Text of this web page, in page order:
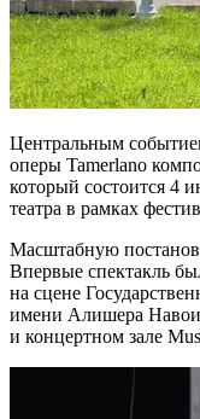
Центральным
оперы Tamerlano
который состоится 4
театра в рамках
Масштабную
Впервые спектакль
на сцене
имени Алишера
и концертном зале